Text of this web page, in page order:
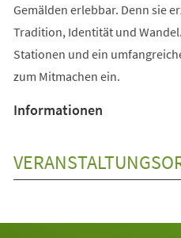
Gemälden erlebbar. Denn sie
Tradition, Identität und
Stationen und ein
zum Mitmachen ein.
Informationen